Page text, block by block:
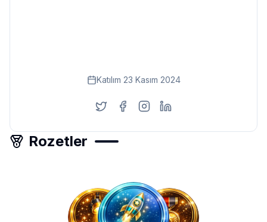
Katılım 23 Kasım 2024
Rozetler